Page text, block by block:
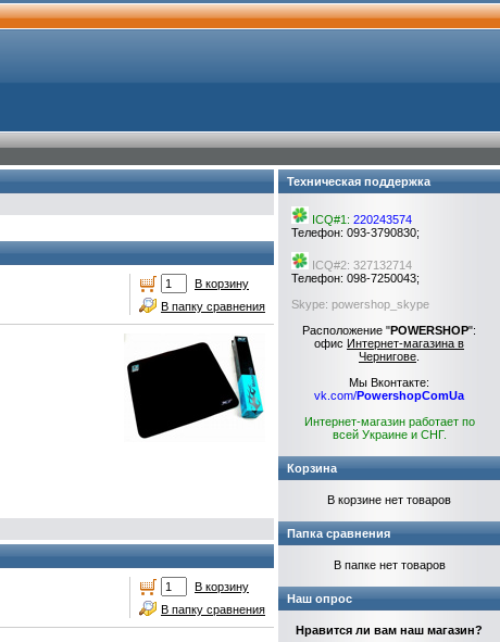
В корзину
В папку сравнения
В корзину
В папку сравнения
Техническая поддержка
ICQ#1: 220243574
Телефон: 093-3790830;
ICQ#2: 327132714
Телефон: 098-7250043;
Skype: powershop_skype
Расположение "POWERSHOP":
офис Интернет-магазина в
Чернигове
Мы Вконтакте:
vk.com/PowershopComUa
Интернет-магазин работает по
всей Украине и СНГ.
Корзина
В корзине нет товаров
Папка сравнения
В папке нет товаров
Наш опрос
Нравится ли вам наш магазин?